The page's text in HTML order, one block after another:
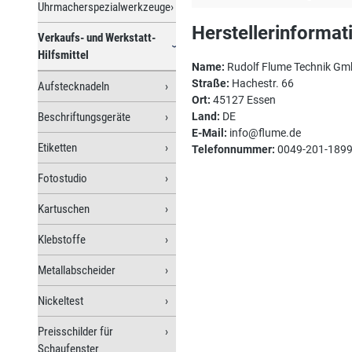
Uhrmacherspezialwerkzeuge
Verkaufs- und Werkstatt-
Hilfsmittel
Aufstecknadeln
Beschriftungsgeräte
Etiketten
Fotostudio
Kartuschen
Klebstoffe
Metallabscheider
Nickeltest
Preisschilder für
Schaufenster
Name: Rudolf Flume Technik
Straße: Hachestr. 66
Ort: 45127 Essen
Land: DE
E-Mail: info@flume.de
Telefonnummer: 0049-201-